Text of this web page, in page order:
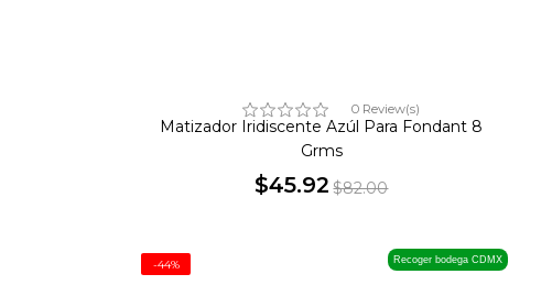
0 Review(s)
Matizador Iridiscente Azúl Para Fondant 8
Grms
$45.92 $82.00
Recoger bodega CDMX
-44%